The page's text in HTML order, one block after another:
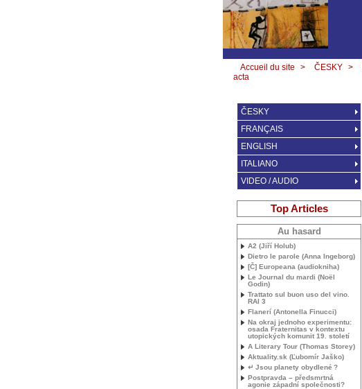
Accueil du site > ČESKY >
acta
ČESKY
FRANÇAIS
ENGLISH
ITALIANO
VIDEO / AUDIO
Top Articles
Au hasard
A2 (Jiří Holub)
Dietro le parole (Anna Ingeborg)
[Č] Europeana (audiokniha)
Le Journal du mardi (Noël
Godin)
Trattato sul buon uso del vino.
RAI 3
Flanerí (Antonella Finucci)
Na okraj jednoho experimentu:
osada Fraternitas v kontextu
utopických komunit 19. století
A Literary Tour (Thomas Storey)
Aktuality.sk (Ľubomír Jaško)
↵ Jsou planety obydlené ?
Postpravda – předsmrtná
agonie západní společnosti?